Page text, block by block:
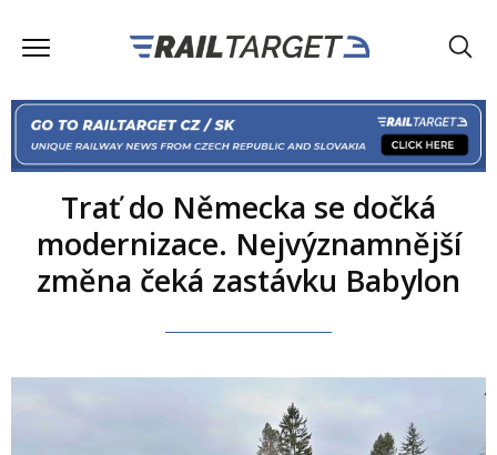
Trať do Německa se dočká
modernizace. Nejvýznamnější
změna čeká zastávku Babylon